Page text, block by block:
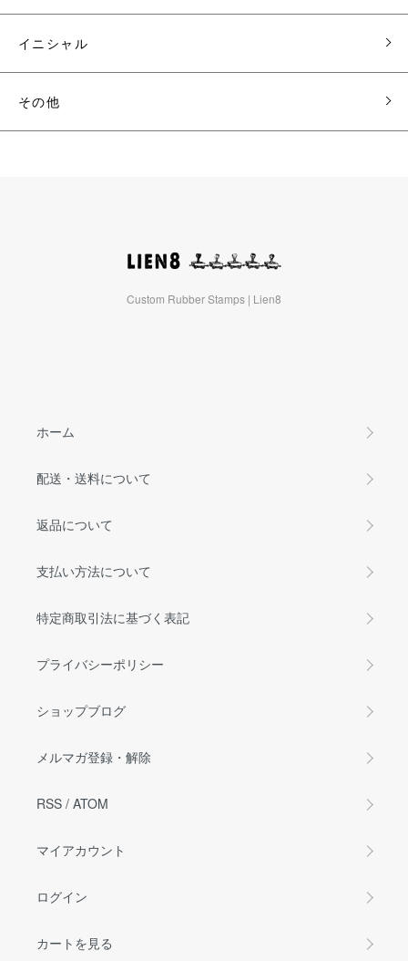
イニシャル
その他
Custom Rubber Stamps | Lien8
ホーム
配送・送料について
返品について
支払い方法について
特定商取引法に基づく表記
プライバシーポリシー
ショップブログ
メルマガ登録・解除
RSS / ATOM
マイアカウント
ログイン
カートを見る